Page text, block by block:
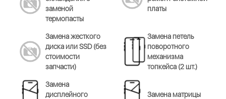
заменой
термопасты
платы
Замена жесткого
диска или SSD (без
стоимости
запчасти)
Замена петель
поворотного
механизма
топкейса (2 шт.)
Замена
дисплейного
Замена матрицы